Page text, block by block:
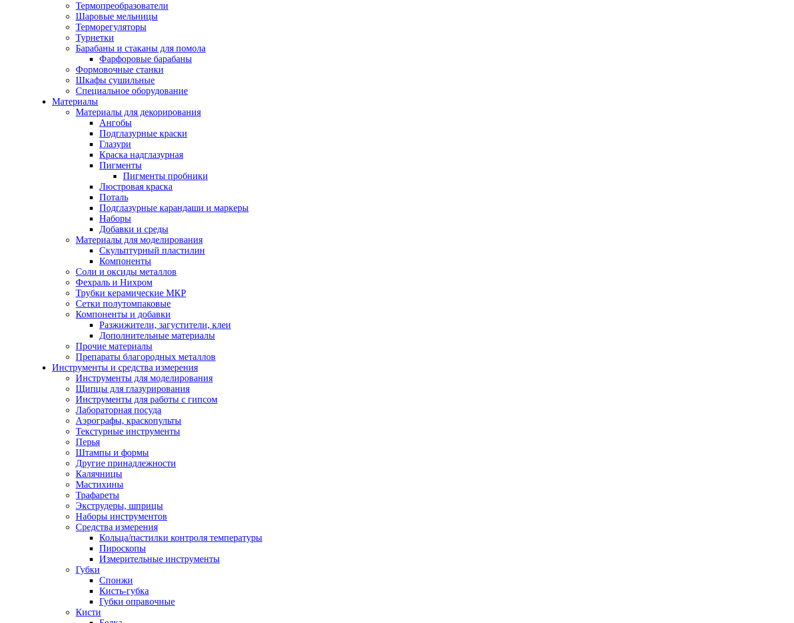
Термопреобразователи
Шаровые мельницы
Терморегуляторы
Турнетки
Барабаны и стаканы для помола
Фарфоровые барабаны
Формовочные станки
Шкафы сушильные
Специальное оборудование
Материалы
Материалы для декорирования
Ангобы
Подглазурные краски
Глазури
Краска надглазурная
Пигменты
Пигменты пробники
Люстровая краска
Поталь
Подглазурные карандаши и маркеры
Наборы
Добавки и среды
Материалы для моделирования
Скульптурный пластилин
Компоненты
Соли и оксиды металлов
Фехраль и Нихром
Трубки керамические МКР
Сетки полутомпаковые
Компоненты и добавки
Разжижители, загустители, клеи
Дополнительные материалы
Прочие материалы
Препараты благородных металлов
Инструменты и средства измерения
Инструменты для моделирования
Щипцы для глазурирования
Инструменты для работы с гипсом
Лабораторная посуда
Аэрографы, краскопульты
Текстурные инструменты
Перья
Штампы и формы
Другие принадлежности
Калячницы
Мастихины
Трафареты
Экструдеры, шприцы
Наборы инструментов
Средства измерения
Кольца/пастилки контроля температуры
Пироскопы
Измерительные инструменты
Губки
Спонжи
Кисть-губка
Губки оправочные
Кисти